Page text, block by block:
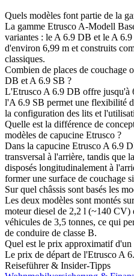
Quels modèles font partie de la
La gamme Etrusco A-Modell
variantes : le A 6.9 DB et le A
d'environ 6,99 m et construits
classiques.
Combien de places de couchage
DB et A 6.9 SB ?
L'Etrusco A 6.9 DB offre jusqu'à
l'A 6.9 SB permet une flexibilité
la configuration des lits et
Quelle est la différence de
modèles de capucine Etrusco ?
Dans la capucine Etrusco A 6.9
transversal à l'arrière, tandis que
disposés longitudinalement à
former une surface de couchage
Sur quel châssis sont basés les
Les deux modèles sont montés
moteur diesel de 2,2 l (~140 CV)
véhicules de 3,5 tonnes, ce qui
de conduire de classe B.
Quel est le prix approximatif
Le prix de départ de l'Etrusco A
Reiseführer & Insider-Tipps